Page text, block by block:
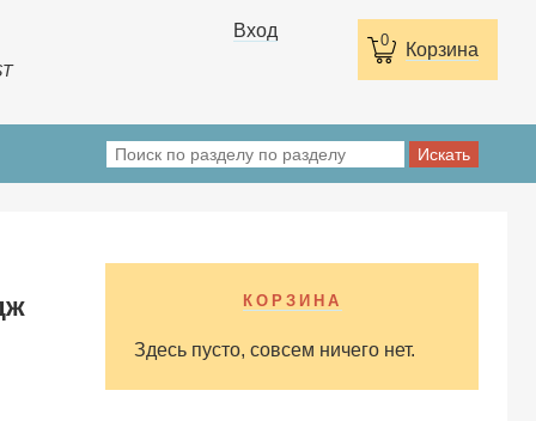
0 Корзина
Вход
КОРЗИНА
Здесь пусто, совсем ничего нет.